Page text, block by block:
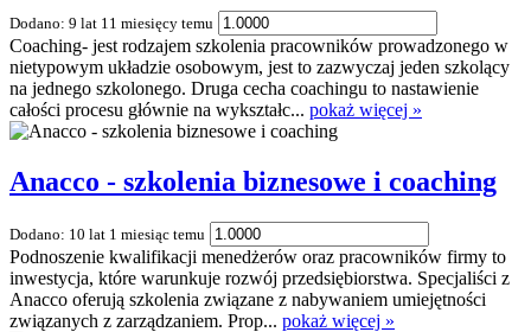
Dodano: 9 lat 11 miesięcy temu
Coaching- jest rodzajem szkolenia pracowników prowadzonego w
nietypowym układzie osobowym, jest to zazwyczaj jeden szkolący
na jednego szkolonego. Druga cecha coachingu to nastawienie
całości procesu głównie na wykształc... pokaż więcej »
Anacco - szkolenia biznesowe i coaching
Dodano: 10 lat 1 miesiąc temu
Podnoszenie kwalifikacji menedżerów oraz pracowników firmy to
inwestycja, które warunkuje rozwój przedsiębiorstwa. Specjaliści z
Anacco oferują szkolenia związane z nabywaniem umiejętności
związanych z zarządzaniem. Prop... pokaż więcej »